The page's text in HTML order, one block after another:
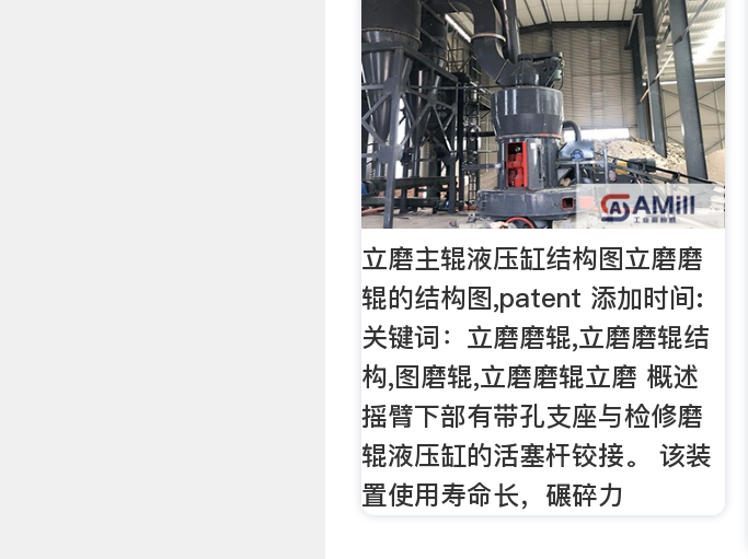
立磨主辊液压缸结构图立磨磨
辊的结构图,patent 添加时间:
关键词：立磨磨辊,立磨磨辊结
构,图磨辊,立磨磨辊立磨 概述
摇臂下部有带孔支座与检修磨
辊液压缸的活塞杆铰接。 该装
置使用寿命长，碾碎力